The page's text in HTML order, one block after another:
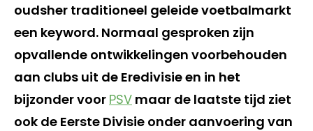
oudsher traditioneel geleide voetbalmarkt
een keyword. Normaal gesproken zijn
opvallende ontwikkelingen voorbehouden
aan clubs uit de Eredivisie en in het
bijzonder voor PSV maar de laatste tijd ziet
ook de Eerste Divisie onder aanvoering van